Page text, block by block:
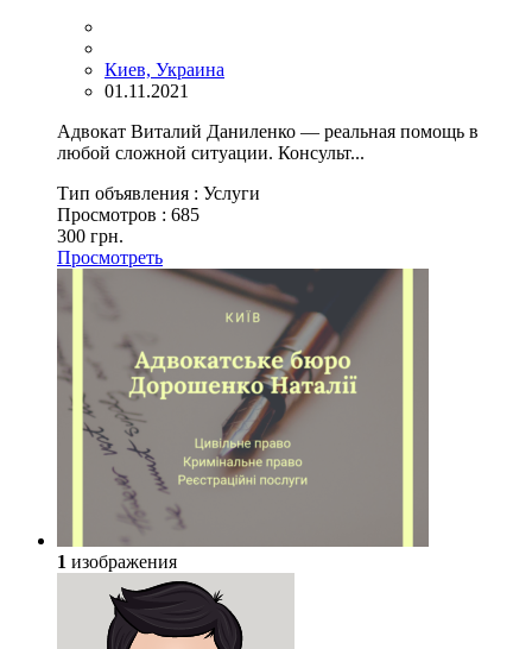
Киев, Украина
01.11.2021
Адвокат Виталий Даниленко — реальная помощь в
любой сложной ситуации. Консульт...
Тип объявления : Услуги
Просмотров : 685
300 грн.
Просмотреть
1 изображения